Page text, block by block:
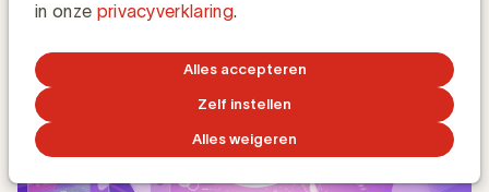
in onze privacyverklaring.
Alles accepteren
Zelf instellen
Alles weigeren
31 AUGUSTUS 2020